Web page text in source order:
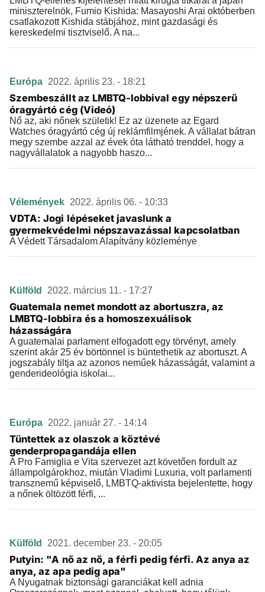
miniszterelnök, Fumio Kishida: Masayoshi Arai októberben
csatlakozott Kishida stábjához, mint gazdasági és
kereskedelmi tisztviselő. A na...
Európa 2022. április 23. - 18:21
Szembeszállt az LMBTQ-lobbival egy népszerű
óragyártó cég (Videó)
Nő az, aki nőnek születik! Ez az üzenete az Egard
Watches óragyártó cég új reklámfilmjének. A vállalat bátran
megy szembe azzal az évek óta látható trenddel, hogy a
nagyvállalatok a nagyobb haszo...
Vélemények 2022. április 06. - 10:33
VDTA: Jogi lépéseket javaslunk a
gyermekvédelmi népszavazással kapcsolatban
A Védett Társadalom Alapítvány közleménye
Külföld 2022. március 11. - 17:27
Guatemala nemet mondott az abortuszra, az
LMBTQ-lobbira és a homoszexuálisok
házasságára
A guatemalai parlament elfogadott egy törvényt, amely
szerint akár 25 év börtönnel is büntethetik az abortuszt. A
jogszabály tiltja az azonos neműek házasságát, valamint a
genderideológia iskolai...
Európa 2022. január 27. - 14:14
Tüntettek az olaszok a köztévé
genderpropagandája ellen
A Pro Famiglia e Vita szervezet azt követően fordult az
állampolgárokhoz, miután Vladimi Luxuria, volt parlamenti
transznemű képviselő, LMBTQ-aktivista bejelentette, hogy
a nőnek öltözött férfi, ...
Külföld 2021. december 23. - 20:05
Putyin: "A nő az nő, a férfi pedig férfi. Az anya az
anya, az apa pedig apa"
A Nyugatnak biztonsági garanciákat kell adnia